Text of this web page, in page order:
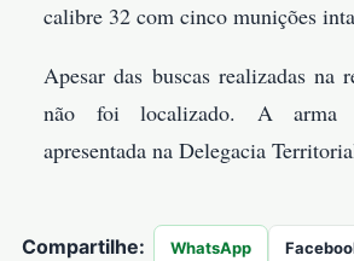
calibre 32 com cinco munições
Apesar das buscas realizadas na
não foi localizado. A arma
apresentada na Delegacia
Compartilhe: WhatsApp